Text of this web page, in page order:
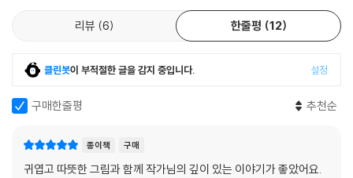
리뷰 6 한줄평 12
클린봇이 부적절한 글을 감지 중입니다. 설정
구매한줄평 추천순
종이책 구매
귀엽고 따뜻한 그림과 함께 작가님의 깊이 있는 이야기가 좋았어요.